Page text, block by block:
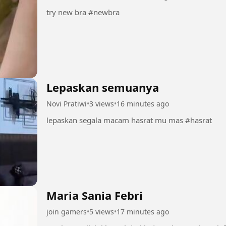
try new bra #newbra
Lepaskan semuanya
Novi Pratiwi•3 views•16 minutes ago
lepaskan segala macam hasrat mu mas #hasrat
Maria Sania Febri
join gamers•5 views•17 minutes ago